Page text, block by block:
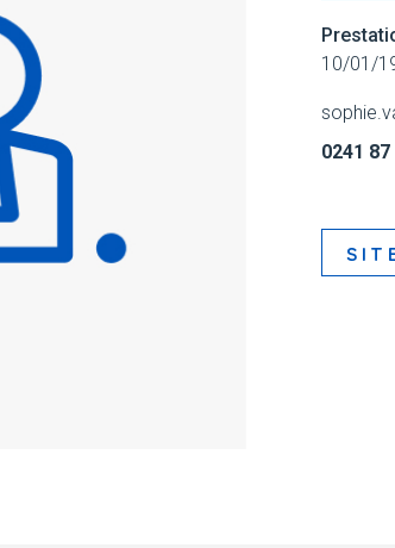
10/01/
0241 87